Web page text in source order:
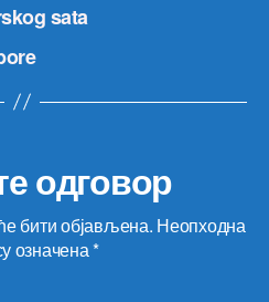
sata
одговор
бити објављена. Неопходна
означена*